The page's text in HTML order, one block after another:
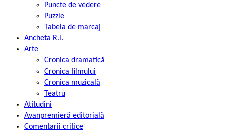
Puncte de vedere
Puzzle
Tabela de marcaj
Ancheta R.l.
Arte
Cronica dramatică
Cronica filmului
Cronica muzicală
Teatru
Atitudini
Avanpremieră editorială
Comentarii critice